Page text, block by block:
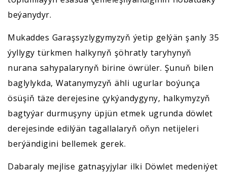
beýanydyr.
Mukaddes Garaşsyzlygymyzyň ýetip gelýän şanly 35
ýyllygy türkmen halkynyň şöhratly taryhynyň
nurana sahypalarynyň birine öwrüler. Şunuň bilen
baglylykda, Watanymyzyň ähli ugurlar boýunça
ösüşiň täze derejesine çykýandygyny, halkymyzyň
bagtyýar durmuşyny üpjün etmek ugrunda döwlet
derejesinde edilýän tagallalaryň oňyn netijeleri
berýändigini bellemek gerek.
Dabaraly mejlise gatnaşyjylar ilki Döwlet medeniýet